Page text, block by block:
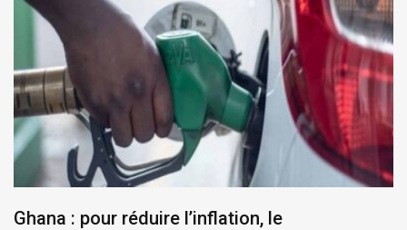
Ghana : pour réduire l’inflation, le